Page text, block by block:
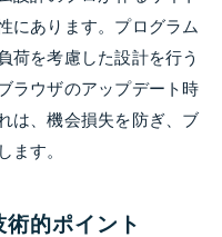
にあります。プログラム
荷を考慮した設計を行う
ラウザのアップデート時
は、機会損失を防ぎ、ブ
ます。
的ポイント